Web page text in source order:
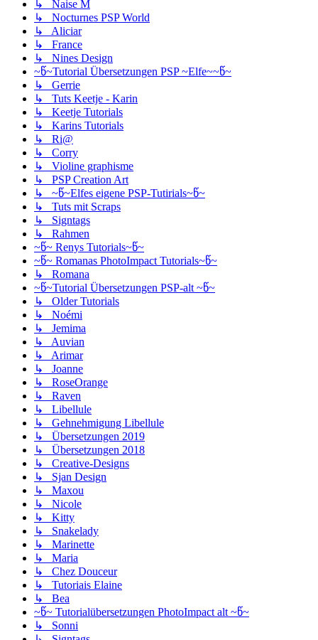
↳ Naise M
↳ Nocturnes PSP World
↳ Aliciar
↳ France
↳ Nines Design
~წ~Tutorial Übersetzungen PSP ~Elfe~~წ~
↳ Gerrie
↳ Tuts Keetje - Karin
↳ Keetje Tutorials
↳ Karins Tutorials
↳ Ri@
↳ Corry
↳ Violine graphisme
↳ PSP Creation Art
↳ ~წ~Elfes eigene PSP-Tutirials~წ~
↳ Tuts mit Scraps
↳ Signtags
↳ Rahmen
~წ~ Renys Tutorials~წ~
~წ~ Romanas PhotoImpact Tutorials~წ~
↳ Romana
~წ~Tutorial Übersetzungen PSP-alt ~წ~
↳ Older Tutorials
↳ Noémi
↳ Jemima
↳ Auvian
↳ Arimar
↳ Joanne
↳ RoseOrange
↳ Raven
↳ Libellule
↳ Gehnehmigung Libellule
↳ Übersetzungen 2019
↳ Übersetzungen 2018
↳ Creative-Designs
↳ Sjan Design
↳ Maxou
↳ Nicole
↳ Kitty
↳ Snakelady
↳ Marinette
↳ Maria
↳ Chez Douceur
↳ Tutoriais Elaine
↳ Bea
~წ~ Tutorialübersetzungen PhotoImpact alt ~წ~
↳ Sonni